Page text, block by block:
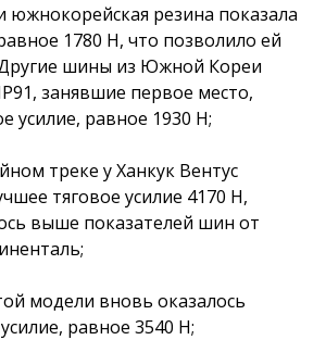
южнокорейская резина показала
1780 Н, что позволило ей
Другие шины из Южной Кореи
занявшие первое место,
усилие, равное 1930 Н;
треке у Ханкук Вентус
тяговое усилие 4170 Н,
выше показателей шин от
модели вновь оказалось
равное 3540 Н;